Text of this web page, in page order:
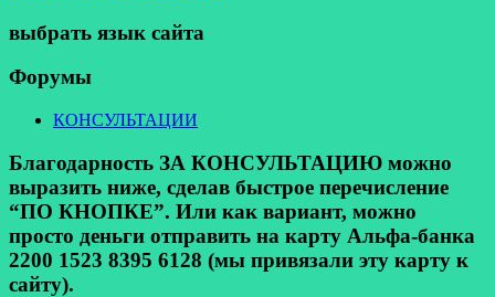
выбрать язык сайта
Форумы
КОНСУЛЬТАЦИИ
Благодарность ЗА КОНСУЛЬТАЦИЮ можно
выразить ниже, сделав быстрое перечисление
“ПО КНОПКЕ”. Или как вариант, можно
просто деньги отправить на карту Альфа-банка
2200 1523 8395 6128 (мы привязали эту карту к
сайту).